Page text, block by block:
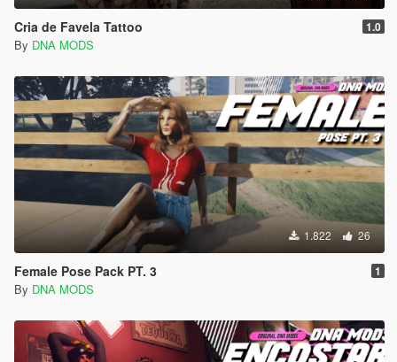
Cria de Favela Tattoo 1.0
By DNA MODS
1.822 26
Female Pose Pack PT. 3 1
By DNA MODS